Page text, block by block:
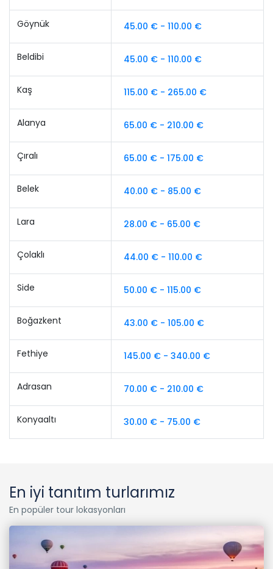
Göynük 45.00 € - 110.00 €
Beldibi 45.00 € - 110.00 €
Kaş 115.00 € - 265.00 €
Alanya 65.00 € - 210.00 €
Çıralı 65.00 € - 175.00 €
Belek 40.00 € - 85.00 €
Lara 28.00 € - 65.00 €
Çolaklı 44.00 € - 110.00 €
Side 50.00 € - 115.00 €
Boğazkent 43.00 € - 105.00 €
Fethiye 145.00 € - 340.00 €
Adrasan 70.00 € - 210.00 €
Konyaaltı 30.00 € - 75.00 €
En iyi tanıtım turlarımız
En popüler tour lokasyonları